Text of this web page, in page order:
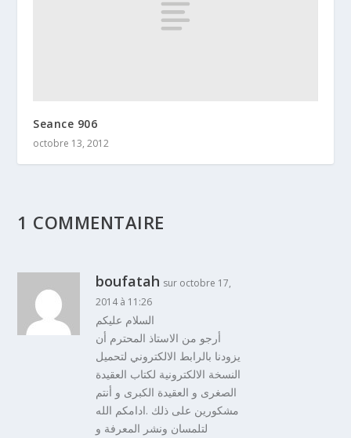
Seance 906
octobre 13, 2012
1 COMMENTAIRE
boufatah sur octobre 17,
2014 à 11:26
السلام عليكم
أرجو من الاستاذ المحترم أن
يزودنا بالرابط الالكتروني لتحميل
النسخة الالكترونية لكتاب العقيدة
الصغرى و العقيدة الكبرى و أنتم
مشكورين على ذلك .ادامكم الله
لتلمسان ونشر المعرفة و